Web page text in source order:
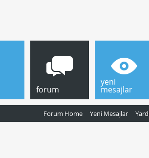
forum
Forum Home Yeni Mesajlar
yeni
mesajlar